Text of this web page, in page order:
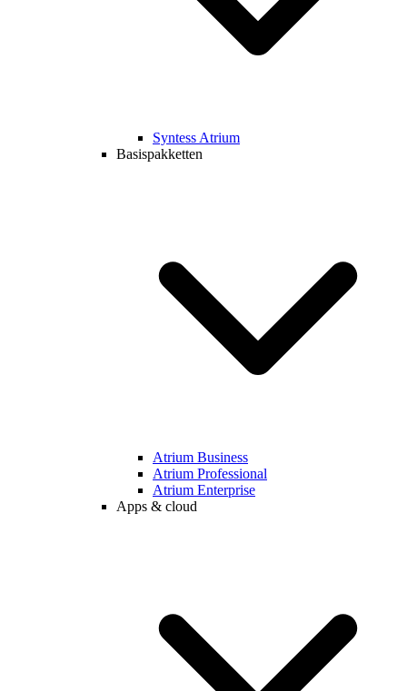
Syntess Atrium
Basispakketten
Atrium Business
Atrium Professional
Atrium Enterprise
Apps & cloud